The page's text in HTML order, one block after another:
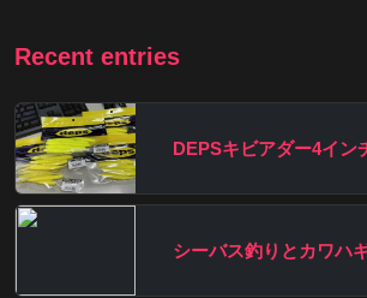
Recent entries
DEPSキビアダー4イン
シーバス釣りとカワハ